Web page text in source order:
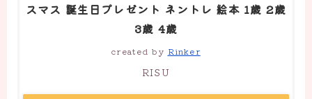
スマス 誕生日プレゼント ネントレ 絵本 1歳 2歳
3歳 4歳
created by Rinker
RISU